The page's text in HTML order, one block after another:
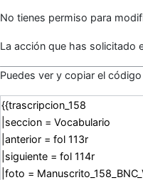
No tienes permiso para
La acción que has solicitado
Puedes ver y copiar el